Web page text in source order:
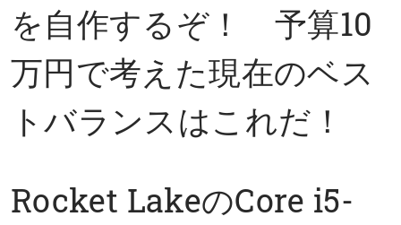
を自作するぞ！ 予算10
万円で考えた現在のベス
トバランスはこれだ！
Rocket LakeのCore i5-